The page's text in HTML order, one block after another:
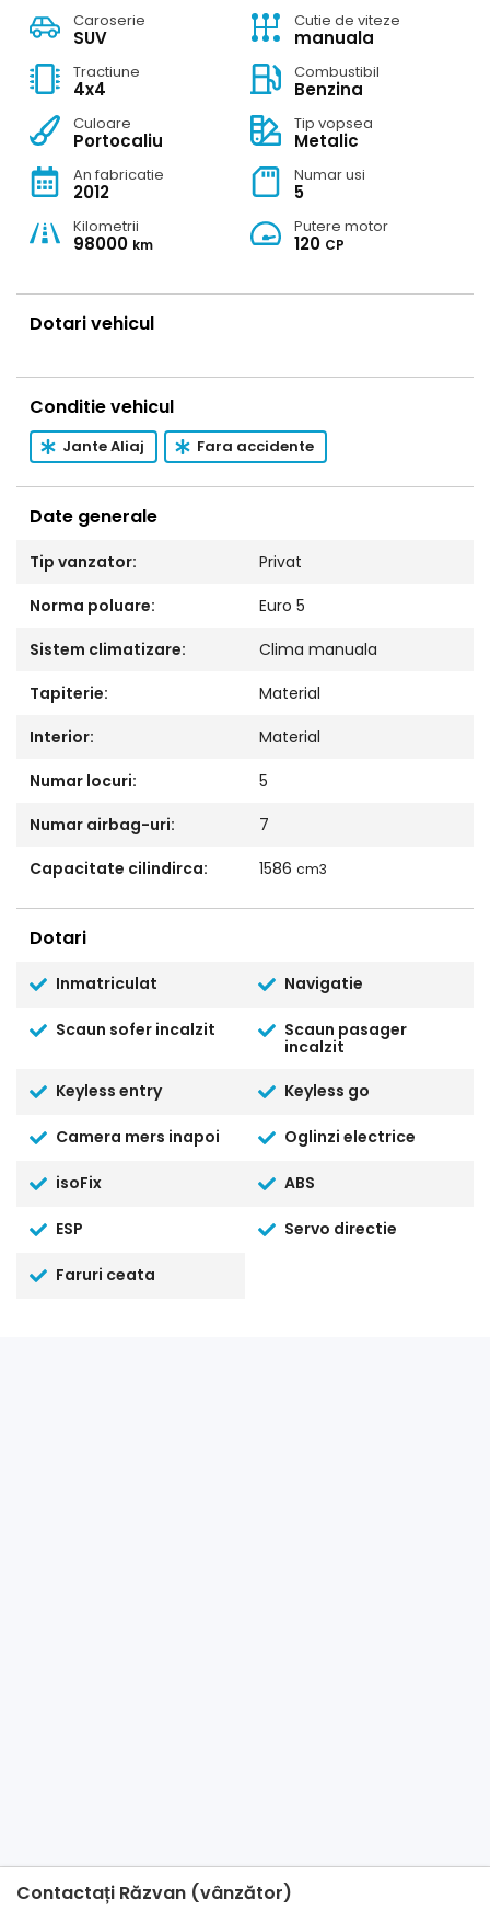
Consum mediu 6,5%-7%.
Masina poate fi vazuta in Campina, judetul Prahova, in
zona magazinului Kaufland, cu programare prealabila.
Sunt al doilea proprietar.
Pretul este negociabil in limite rezonabile.
Caroserie
SUV
Cutie de viteze
manuala
Tractiune
4x4
Combustibil
Benzina
Culoare
Portocaliu
Tip vopsea
Metalic
An fabricatie
2012
Numar usi
5
Kilometrii
98000 km
Putere motor
120 CP
Dotari vehicul
Conditie vehicul
Jante Aliaj Fara accidente
Date generale
Tip vanzator:
Privat
Norma poluare:
Euro 5
Sistem climatizare:
Clima manuala
Tapiterie:
Material
Interior:
Material
Numar locuri:
5
Numar airbag-uri:
7
Capacitate cilindirca:
1586cm3
Dotari
Inmatriculat Navigatie
Scaun sofer incalzit
Scaun pasager
incalzit
Keyless entry
Keyless go
Camera mers inapoi Oglinzi electrice
isoFix ABS
ESP Servo directie
Faruri ceata
Contactați Răzvan (vânzător)